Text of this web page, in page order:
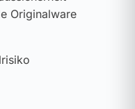
Originalware